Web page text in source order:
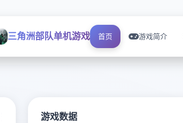
三角洲部队单机游戏 首页 游戏简介
游戏数据